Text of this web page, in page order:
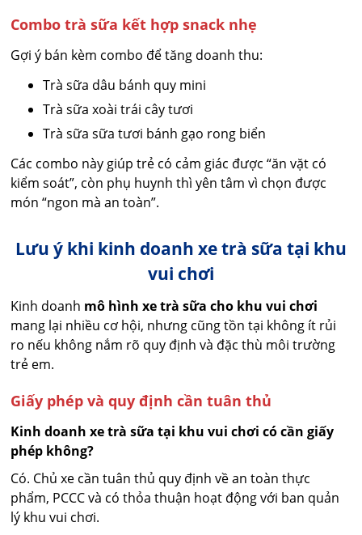
Combo trà sữa kết hợp snack nhẹ
Gợi ý bán kèm combo để tăng doanh thu:
Trà sữa dâu bánh quy mini
Trà sữa xoài trái cây tươi
Trà sữa sữa tươi bánh gạo rong biển
Các combo này giúp trẻ có cảm giác được “ăn vặt có
kiểm soát”, còn phụ huynh thì yên tâm vì chọn được
món “ngon mà an toàn”.
Lưu ý khi kinh doanh xe trà sữa tại khu
vui chơi
Kinh doanh mô hình xe trà sữa cho khu vui chơi
mang lại nhiều cơ hội, nhưng cũng tồn tại không ít rủi
ro nếu không nắm rõ quy định và đặc thù môi trường
trẻ em.
Giấy phép và quy định cần tuân thủ
Kinh doanh xe trà sữa tại khu vui chơi có cần giấy
phép không?
Có. Chủ xe cần tuân thủ quy định về an toàn thực
phẩm, PCCC và có thỏa thuận hoạt động với ban quản
lý khu vui chơi.